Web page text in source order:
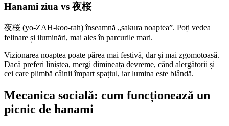
Hanami ziua vs 夜桜
夜桜 (yo-ZAH-koo-rah) înseamnă „sakura noaptea”. Poți vedea
felinare și iluminări, mai ales în parcurile mari.
Vizionarea noaptea poate părea mai festivă, dar și mai zgomotoasă.
Dacă preferi liniștea, mergi dimineața devreme, când alergătorii și
cei care plimbă câinii împart spațiul, iar lumina este blândă.
Mecanica socială: cum funcționează un
picnic de hanami